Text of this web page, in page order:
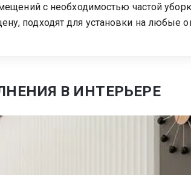
с необходимостью частой
подходят для установки на любые
В ИНТЕРЬЕРЕ